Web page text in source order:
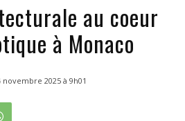
au coeur
à Monaco
novembre 2025 à 9h01